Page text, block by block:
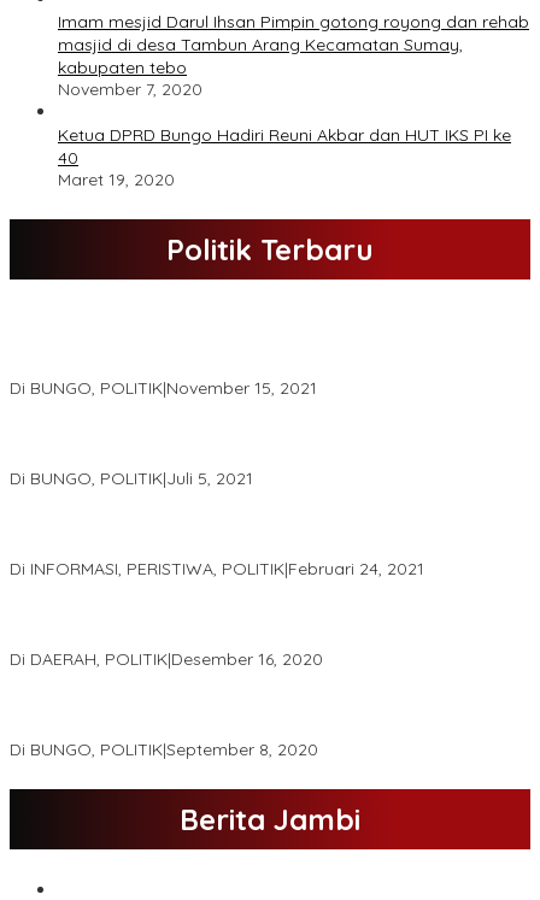
Imam mesjid Darul Ihsan Pimpin gotong royong dan rehab
masjid di desa Tambun Arang Kecamatan Sumay,
kabupaten tebo
November 7, 2020
Ketua DPRD Bungo Hadiri Reuni Akbar dan HUT IKS PI ke
40
Maret 19, 2020
Politik Terbaru
Di BUNGO, POLITIK|November 15, 2021
Di BUNGO, POLITIK|Juli 5, 2021
Di INFORMASI, PERISTIWA, POLITIK|Februari 24, 2021
Di DAERAH, POLITIK|Desember 16, 2020
Di BUNGO, POLITIK|September 8, 2020
Berita Jambi